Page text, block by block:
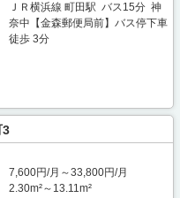
ＪＲ横浜線 町田駅 バス15分 神
奈中【金森郵便局前】バス停下車
徒歩 3分
3
7,600円/月～33,800円/月
2.30m²～13.11m²